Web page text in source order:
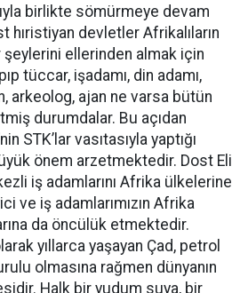
birlikte sömürmeye devam
hıristiyan devletler Afrikalıların
ellerinden almak için
tüccar, işadamı, din adamı,
arkeolog, ajan ne varsa bütün
durumdalar. Bu açıdan
STK’lar vasıtasıyla yaptığı
önem arzetmektedir. Dost Eli
iş adamlarını Afrika ülkelerine
ve iş adamlarımızın Afrika
da öncülük etmektedir.
yıllarca yaşayan Çad, petrol
olmasına rağmen dünyanın
Halk bir yudum suya, bir